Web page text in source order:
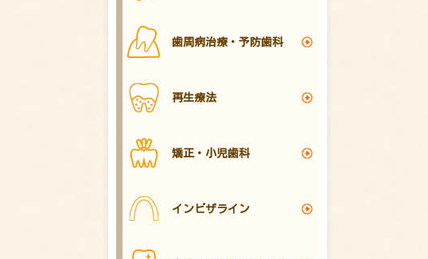
歯周病治療・予防歯科
再生療法
矯正・小児歯科
インビザライン